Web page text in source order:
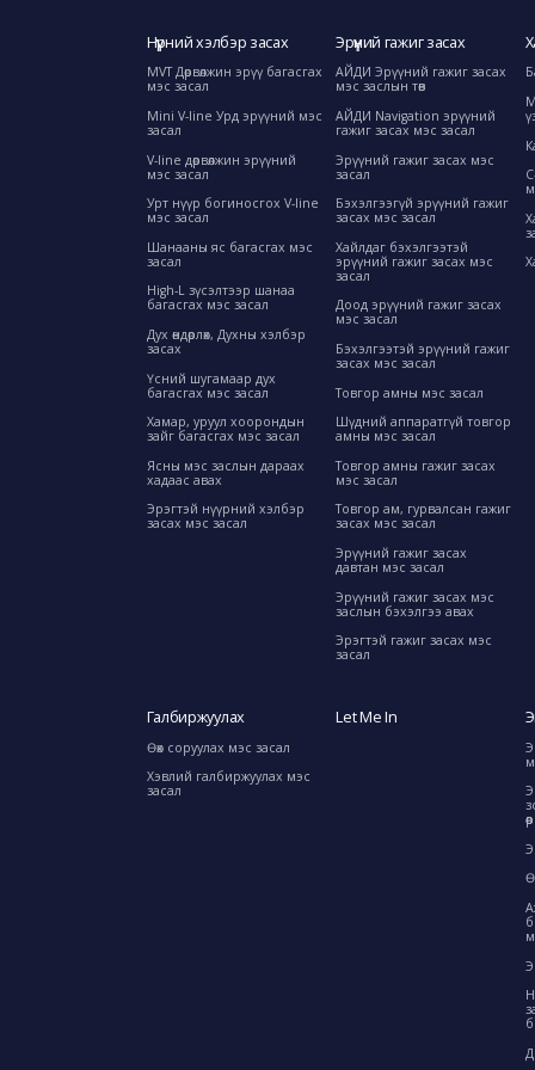
Нүүрний хэлбэр засах
MVT Дөрвөлжин эрүү багасгах
мэс засал
Mini V-line Урд эрүүний мэс
засал
V-line дөрвөлжин эрүүний
мэс засал
Урт нүүр богиносгох V-line
мэс засал
Шанааны яс багасгах мэс
засал
High-L зүсэлтээр шанаа
багасгах мэс засал
Дух өндөрлөх, Духны хэлбэр
засах
Үсний шугамаар дух
багасгах мэс засал
Хамар, уруул хоорондын
зайг багасгах мэс засал
Ясны мэс заслын дараах
хадаас авах
Эрэгтэй нүүрний хэлбэр
засах мэс засал
Эрүүний гажиг засах
АЙДИ Эрүүний гажиг засах
мэс заслын төв
АЙДИ Navigation эрүүний
гажиг засах мэс засал
Эрүүний гажиг засах мэс
засал
Бэхэлгээгүй эрүүний гажиг
засах мэс засал
Хайлдаг бэхэлгээтэй
эрүүний гажиг засах мэс
засал
Доод эрүүний гажиг засах
мэс засал
Бэхэлгээтэй эрүүний гажиг
засах мэс засал
Товгор амны мэс засал
Шүдний аппаратгүй товгор
амны мэс засал
Товгор амны гажиг засах
мэс засал
Товгор ам, гурвалсан гажиг
засах мэс засал
Эрүүний гажиг засах
давтан мэс засал
Эрүүний гажиг засах мэс
заслын бэхэлгээ авах
Эрэгтэй гажиг засах мэс
засал
Галбиржуулах
Өөх соруулах мэс засал
Хэвлий галбиржуулах мэс
засал
Let Me In